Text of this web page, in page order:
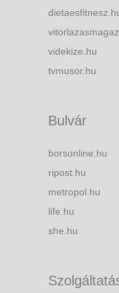
videkize.hu
tvmusor.hu
Bulvár
borsonline.hu
ripost.hu
metropol.hu
life.hu
she.hu